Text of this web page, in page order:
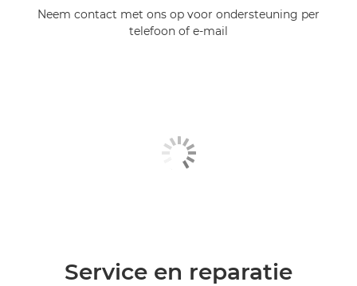
Neem contact met ons op voor ondersteuning per
telefoon of e-mail
Service en reparatie